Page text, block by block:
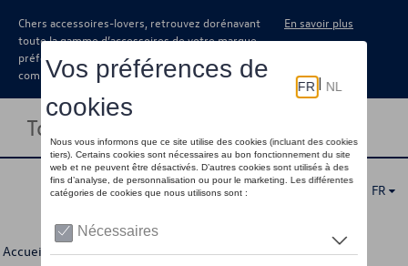
Chers accessoires-lovers, retrouvez dorénavant
toute la gamme d’accessoires de votre marque
préférée sous forme de catalogue à
commander auprès de votre concessionaire.
En savoir plus
Toggle navigation
FR
Accueil >Pour vous >Golf Collection >Accessoires > Détail